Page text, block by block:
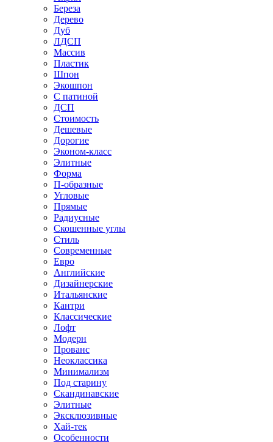
Береза
Дерево
Дуб
ЛДСП
Массив
Пластик
Шпон
Экошпон
С патиной
ДСП
Стоимость
Дешевые
Дорогие
Эконом-класс
Элитные
Форма
П-образные
Угловые
Прямые
Радиусные
Скошенные углы
Стиль
Современные
Евро
Английские
Дизайнерские
Итальянские
Кантри
Классические
Лофт
Модерн
Прованс
Неоклассика
Минимализм
Под старину
Скандинавские
Элитные
Эксклюзивные
Хай-тек
Особенности